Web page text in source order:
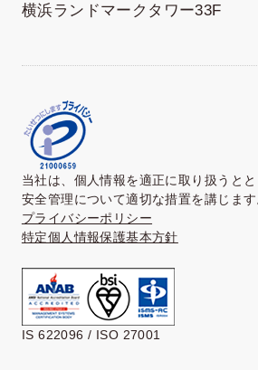
横浜ランドマークタワー33F
当社は、個人情報を適正に取り扱うとと
安全管理について適切な措置を講じます
プライバシーポリシー
特定個人情報保護基本方針
IS 622096 / ISO 27001